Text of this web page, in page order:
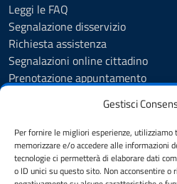
Gestisci
Per fornire le migliori esperienze, utilizziamo
memorizzare e/o accedere alle informazioni
tecnologie ci permetterà di elaborare dati
o ID unici su questo sito. Non acconsentire
Leggi le FAQ
Segnalazione disservizio
Richiesta assistenza
Segnalazioni online cittadino
Prenotazione appuntamento
Amministrazione trasparente
Informativa privacy
Cookie Policy (UE)
Dichiarazione di accessibilità